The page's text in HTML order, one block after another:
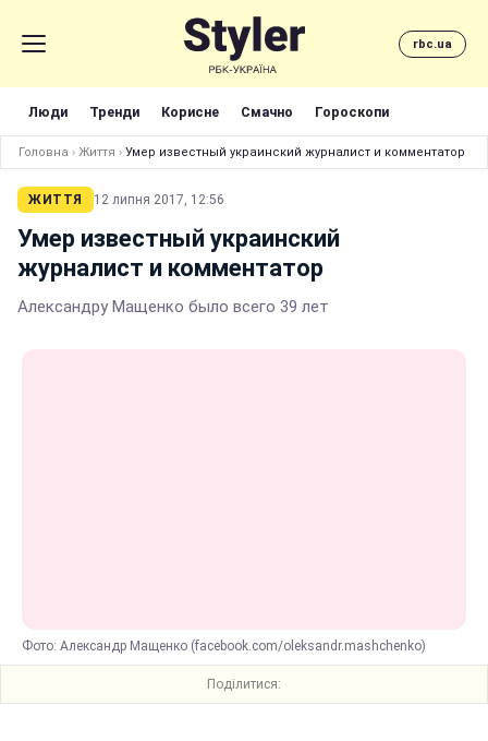
rbc.ua
Люди Тренди Корисне Смачно Гороскопи
Головна › Життя › Умер известный украинский журналист и комментатор
ЖИТТЯ 12 липня 2017, 12:56
Умер известный украинский
журналист и комментатор
Александру Мащенко было всего 39 лет
Фото: Александр Мащенко (facebook.com/oleksandr.mashchenko)
Поділитися: